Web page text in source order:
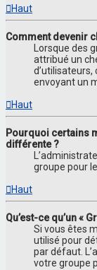
Haut
Comment devenir
Lorsque des
attribué un
envoyant un
Haut
Pourquoi certains
différente ?
groupe pour
Haut
Qu’est-ce qu’un «
Si vous êtes
utilisé pour
par défaut.
votre groupe